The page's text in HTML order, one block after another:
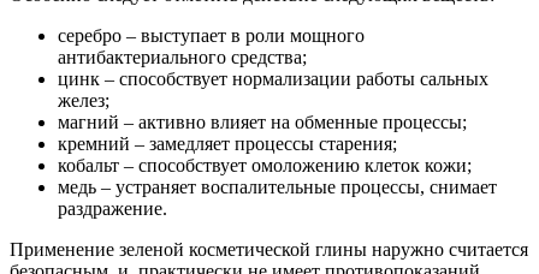
серебро – выступает в роли мощного
антибактериального средства;
цинк – способствует нормализации работы сальных
желез;
магний – активно влияет на обменные процессы;
кремний – замедляет процессы старения;
кобальт – способствует омоложению клеток кожи;
медь – устраняет воспалительные процессы, снимает
раздражение.
Применение зеленой косметической глины наружно считается